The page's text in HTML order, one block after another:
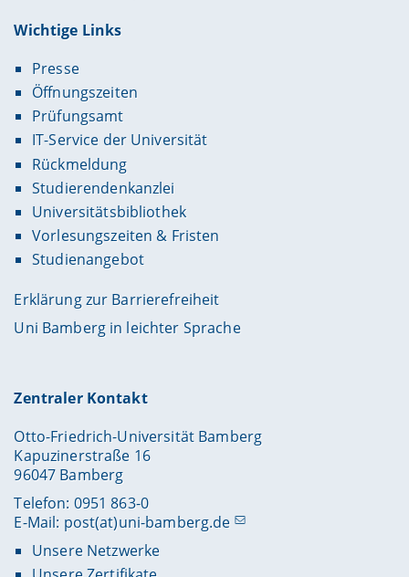
Wichtige Links
Presse
Öffnungszeiten
Prüfungsamt
IT-Service der Universität
Rückmeldung
Studierendenkanzlei
Universitätsbibliothek
Vorlesungszeiten & Fristen
Studienangebot
Erklärung zur Barrierefreiheit
Uni Bamberg in leichter Sprache
Zentraler Kontakt
Otto-Friedrich-Universität Bamberg
Kapuzinerstraße 16
96047 Bamberg
Telefon: 0951 863-0
E-Mail: post(at)uni-bamberg.de
Unsere Netzwerke